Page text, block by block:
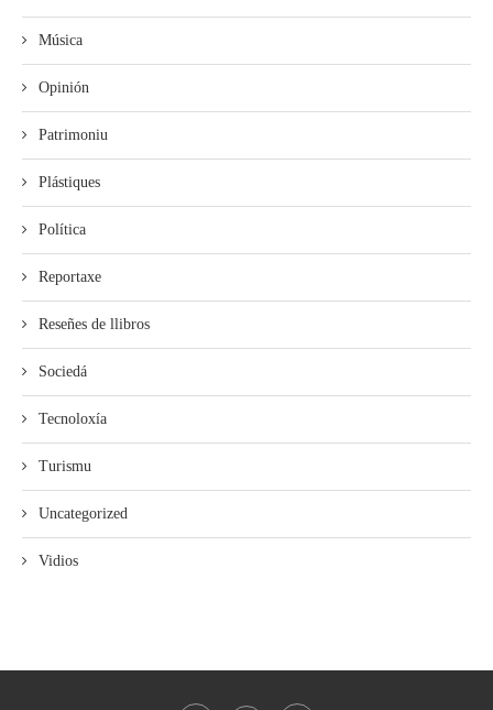
Música
Opinión
Patrimoniu
Plástiques
Política
Reportaxe
Reseñes de llibros
Sociedá
Tecnoloxía
Turismu
Uncategorized
Vidios